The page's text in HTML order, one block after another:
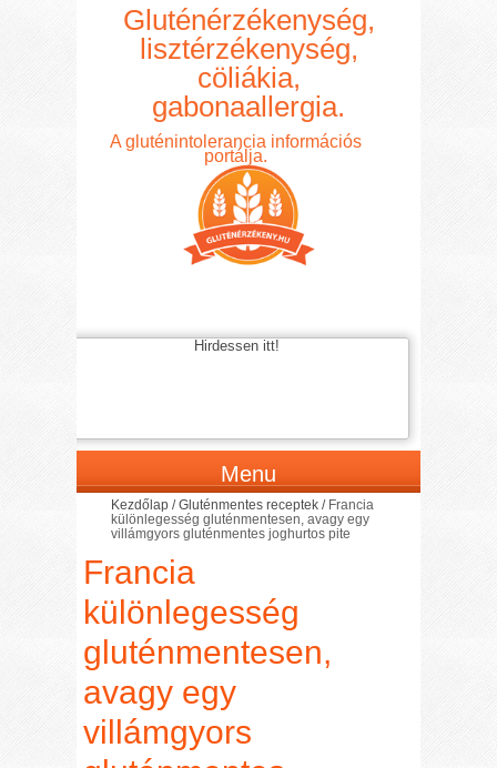
Gluténérzékenység,
lisztérzékenység,
cöliákia,
gabonaallergia.
A gluténintolerancia információs
portálja.
Hirdessen itt!
Menu
Kezdőlap /Gluténmentes receptek / Francia
különlegesség gluténmentesen, avagy egy
villámgyors gluténmentes joghurtos pite
Francia
különlegesség
gluténmentesen,
avagy egy
villámgyors